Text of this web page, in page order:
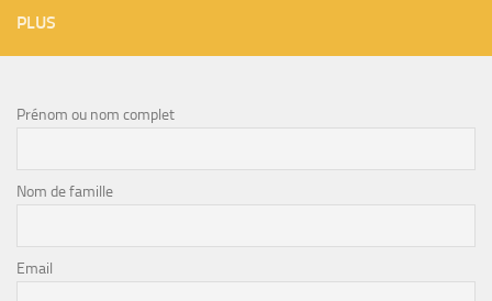
PLUS
Prénom ou nom complet
Nom de famille
Email